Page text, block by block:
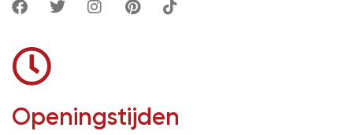
Openingstijden